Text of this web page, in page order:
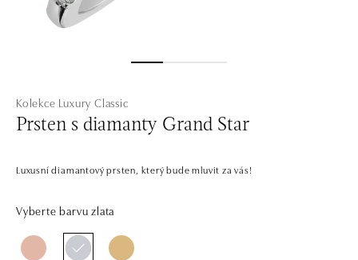
Kolekce Luxury Classic
Prsten s diamanty Grand Star
Luxusní diamantový prsten, který bude mluvit za vás!
Vyberte barvu zlata